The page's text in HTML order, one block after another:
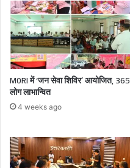
M0RI में ‘जन सेवा शिविर’ आयोजित, 365
लोग लाभान्वित
4 weeks ago